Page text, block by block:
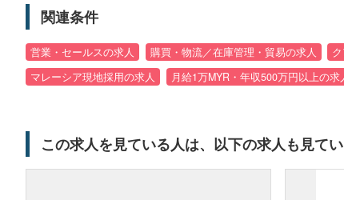
関連条件
営業・セールスの求人 購買・物流／在庫管理・貿易の求人
マレーシア現地採用の求人
月給1万MYR・年収500万円以上の求
この求人を見ている人は、以下の求人も見て